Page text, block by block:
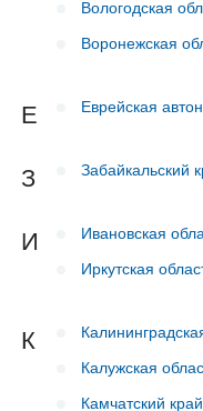
Вологодская
Воронежская
Е Еврейская
З Забайкальский
И
Ивановская
Иркутская
К
Калужская
Камчатский край